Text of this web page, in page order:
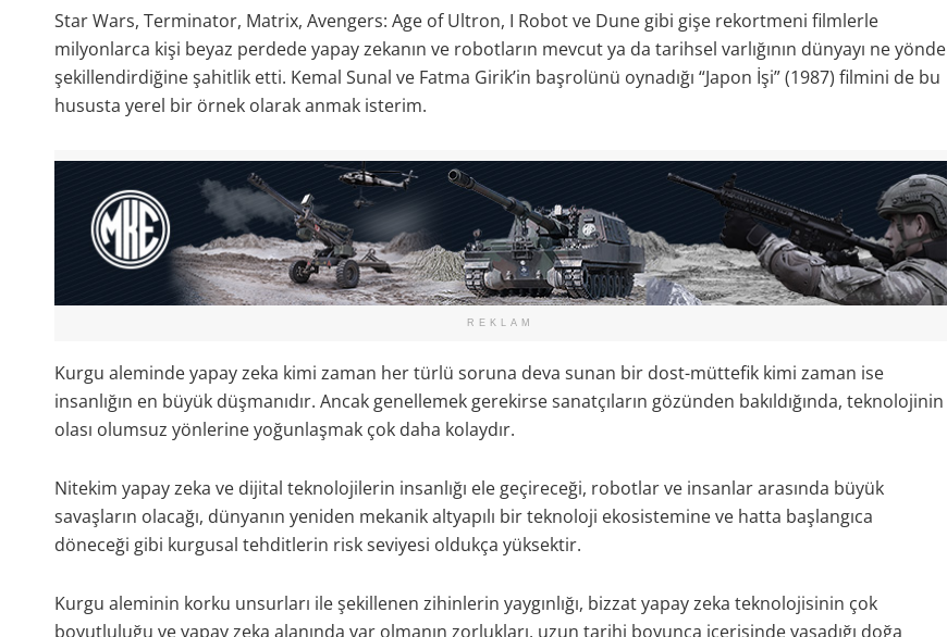
Star Wars, Terminator, Matrix, Avengers: Age of Ultron, I Robot ve Dune gibi gişe rekortmeni filmlerle
milyonlarca kişi beyaz perdede yapay zekanın ve robotların mevcut ya da tarihsel varlığının dünyayı ne yönde
şekillendirdiğine şahitlik etti. Kemal Sunal ve Fatma Girik’in başrolünü oynadığı “Japon İşi” (1987) filmini de bu
hususta yerel bir örnek olarak anmak isterim.
REKLAM
Kurgu aleminde yapay zeka kimi zaman her türlü soruna deva sunan bir dost-müttefik kimi zaman ise
insanlığın en büyük düşmanıdır. Ancak genellemek gerekirse sanatçıların gözünden bakıldığında, teknolojinin
olası olumsuz yönlerine yoğunlaşmak çok daha kolaydır.
Nitekim yapay zeka ve dijital teknolojilerin insanlığı ele geçireceği, robotlar ve insanlar arasında büyük
savaşların olacağı, dünyanın yeniden mekanik altyapılı bir teknoloji ekosistemine ve hatta başlangıca
döneceği gibi kurgusal tehditlerin risk seviyesi oldukça yüksektir.
Kurgu aleminin korku unsurları ile şekillenen zihinlerin yaygınlığı, bizzat yapay zeka teknolojisinin çok
boyutluluğu ve yapay zeka alanında var olmanın zorlukları, uzun tarihi boyunca içerisinde yaşadığı doğa